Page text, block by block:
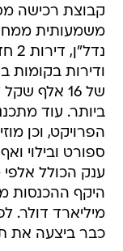
קבוצת רכישה
משמעותית
ודירות בקומות
של 16 אלף
ביותר. עוד
הפרויקט, וכן
ספורט ובילוי
ענק הכולל אלפי
היקף ההכנסות
מיליארד דולר.
כבר ביצעה את